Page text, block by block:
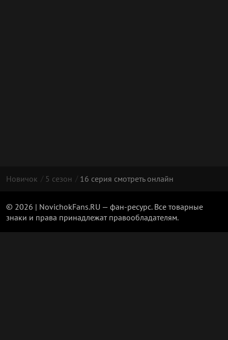
Новичок 5 сезон 16 серия смотреть онлайн
© 2026 | NovichokFans.RU — фан-ресурс. Все товарные
знаки и права принадлежат правообладателям.